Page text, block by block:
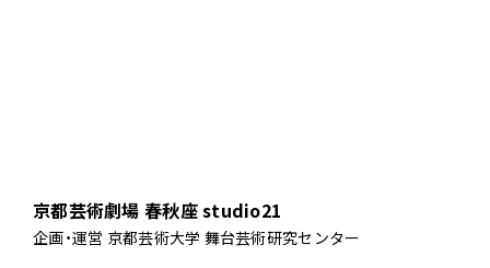
京都芸術劇場 春秋座 studio21
企画・運営 京都芸術大学 舞台芸術研究センター